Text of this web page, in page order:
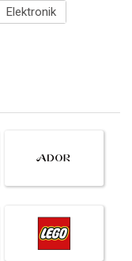
Elektronik